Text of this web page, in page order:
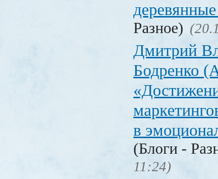
Разное)
Дмитрий
Бодренко
в
(Блоги -
11:24)